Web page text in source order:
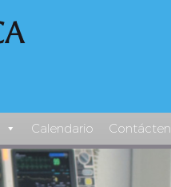
Calendario